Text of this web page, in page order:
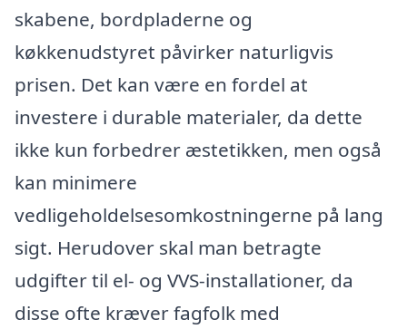
skabene, bordpladerne og
køkkenudstyret påvirker naturligvis
prisen. Det kan være en fordel at
investere i durable materialer, da dette
ikke kun forbedrer æstetikken, men også
kan minimere
vedligeholdelsesomkostningerne på lang
sigt. Herudover skal man betragte
udgifter til el- og VVS-installationer, da
disse ofte kræver fagfolk med